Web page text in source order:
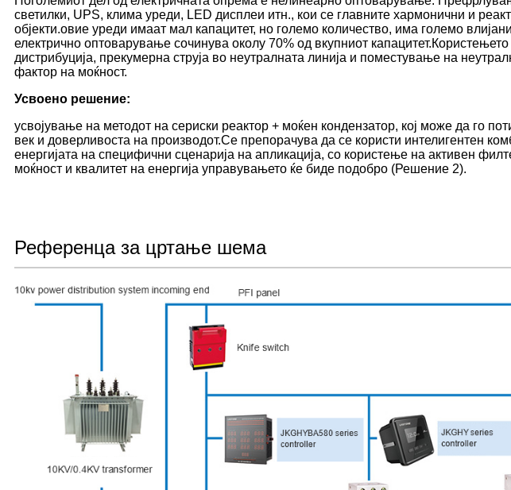
светилки, UPS, клима уреди, LED дисплеи итн., кои се главните хармонични и
објекти.овие уреди имаат мал капацитет, но големо количество, има големо
електрично оптоварување сочинува околу 70% од вкупниот
дистрибуција, прекумерна струја во неутралната линија и поместување на
фактор на моќност.
Усвоено решение:
усвојување на методот на сериски реактор + моќен кондензатор, кој може да го
век и доверливоста на производот.Се препорачува да се користи интелигентен
енергијата на специфични сценарија на апликација, со користење на активен
моќност и квалитет на енергија управувањето ќе биде подобро (Решение 2).
Референца за цртање шема